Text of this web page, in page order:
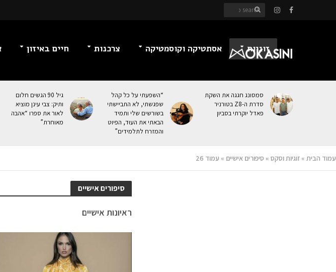
זוגיות אסתטיקה וקוסמטיקה צרכנות חיים באיזון
סמסונג חגגה את השקת
סדרת ה-Z8 בטורניר
פאדל יוקרתי בסביון
“השפעתי על כל קהל
שפגשתי, לא התביישתי
בשורשים שלי ותמיד
הבאתי את העוּד, הפיוט
והמזרח לתלמידים”
גיל 90 הגשים חלום
ותיק: צבי עינן מוציא
לאור את ספרו “אהבה
מאוחרת”
עמוד הבית » זוגיות וסקס » סיפורים אישיים » עמוד 26
סיפורים אישיים
ראיונות אישיים